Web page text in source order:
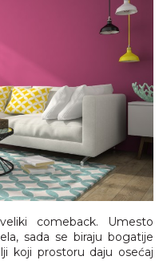
comeback. Umesto
sada se biraju bogatije
koji prostoru daju osećaj